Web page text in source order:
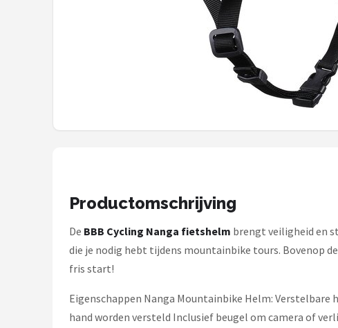
Alle merken →
Productomschrijving
De BBB Cycling Nanga fietshelm brengt veiligheid en
die je nodig hebt tijdens mountainbike tours. Bovenop
fris start!
Eigenschappen Nanga Mountainbike Helm:
hand worden versteld Inclusief beugel om camera of